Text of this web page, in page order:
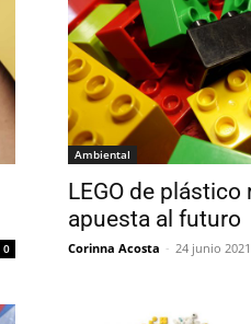
0
Ambiental
LEGO de
apuesta al futuro
Corinna Acosta - 24 junio 2021